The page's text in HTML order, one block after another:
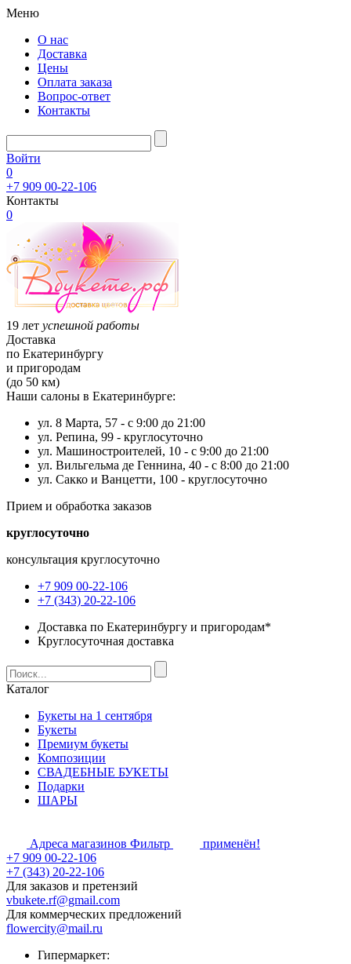
Меню
О нас
Доставка
Цены
Оплата заказа
Вопрос-ответ
Контакты
Войти
0
+7 909 00-22-106
Контакты
0
19 лет успешной работы
Доставка
по Екатеринбургу
и пригородам
(до 50 км)
Наши салоны в Екатеринбурге:
ул. 8 Марта, 57 - с 9:00 до 21:00
ул. Репина, 99 - круглосуточно
ул. Машиностроителей, 10 - с 9:00 до 21:00
ул. Вильгельма де Геннина, 40 - с 8:00 до 21:00
ул. Сакко и Ванцетти, 100 - круглосуточно
Прием и обработка заказов
круглосуточно
консультация круглосуточно
+7 909 00-22-106
+7 (343) 20-22-106
Доставка по Екатеринбургу и пригородам*
Круглосуточная доставка
Каталог
Букеты на 1 сентября
Букеты
Премиум букеты
Композиции
СВАДЕБНЫЕ БУКЕТЫ
Подарки
ШАРЫ
Адреса магазинов Фильтр
применён!
+7 909 00-22-106
+7 (343) 20-22-106
Для заказов и претензий
vbukete.rf@gmail.com
Для коммерческих предложений
flowercity@mail.ru
Гипермаркет: